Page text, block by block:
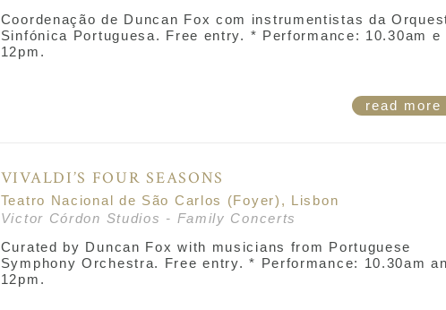
Coordenação de Duncan Fox com instrumentistas da
Sinfónica Portuguesa. Free entry. * Performance: 10.30am e
12pm.
read more
VIVALDI’S FOUR SEASONS
Teatro Nacional de São Carlos (Foyer), Lisbon
Victor Córdon Studios - Family Concerts
Curated by Duncan Fox with musicians from Portuguese
Symphony Orchestra. Free entry. * Performance: 10.30am
12pm.